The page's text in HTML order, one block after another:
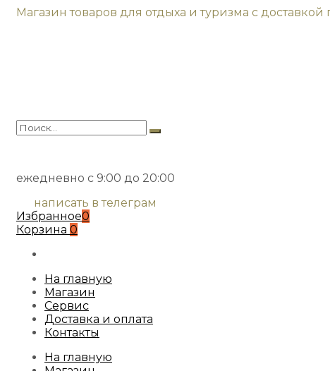
Магазин товаров для отдыха и туризма с
ежедневно с 9:00 до 20:00
написать в телеграм
Избранное0
Корзина 0
На главную
Магазин
Сервис
Доставка и оплата
Контакты
На главную